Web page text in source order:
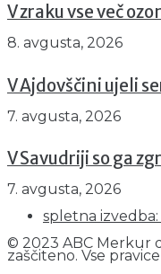
V zraku vse več
8. avgusta, 2026
V Ajdovščini ujeli
7. avgusta, 2026
V Savudriji so ga
7. avgusta, 2026
spletna
© 2023 ABC Merkur
zaščiteno. Vse